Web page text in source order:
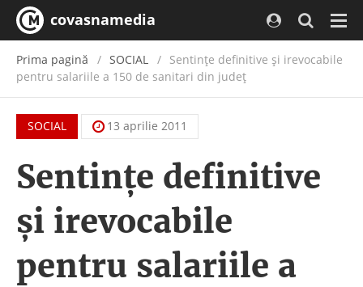
covasnamedia
Prima pagină SOCIAL
Sentințe definitive și irevocabile
pentru salariile a 150 de sanitari din județ
SOCIAL 13 aprilie 2011
Sentințe definitive
și irevocabile
pentru salariile a